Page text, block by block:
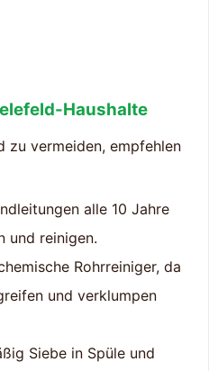
Haushalte
zu vermeiden, empfehlen
alle 10 Jahre
und reinigen.
Rohrreiniger, da
und verklumpen
Siebe in Spüle und